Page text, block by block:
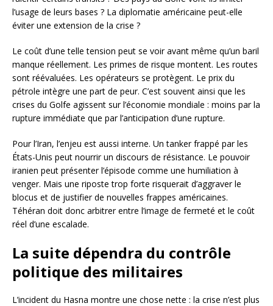
l’usage de leurs bases ? La diplomatie américaine peut-elle
éviter une extension de la crise ?
Le coût d’une telle tension peut se voir avant même qu’un baril
manque réellement. Les primes de risque montent. Les routes
sont réévaluées. Les opérateurs se protègent. Le prix du
pétrole intègre une part de peur. C’est souvent ainsi que les
crises du Golfe agissent sur l’économie mondiale : moins par la
rupture immédiate que par l’anticipation d’une rupture.
Pour l’Iran, l’enjeu est aussi interne. Un tanker frappé par les
États-Unis peut nourrir un discours de résistance. Le pouvoir
iranien peut présenter l’épisode comme une humiliation à
venger. Mais une riposte trop forte risquerait d’aggraver le
blocus et de justifier de nouvelles frappes américaines.
Téhéran doit donc arbitrer entre l’image de fermeté et le coût
réel d’une escalade.
La suite dépendra du contrôle
politique des militaires
L’incident du Hasna montre une chose nette : la crise n’est plus